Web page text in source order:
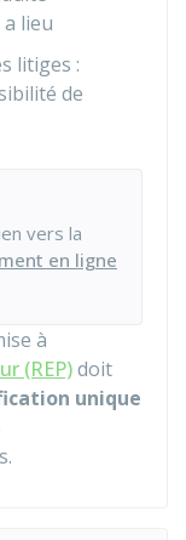
lieu
litiges :
de
vers la
en ligne
à
(REP)doit
unique